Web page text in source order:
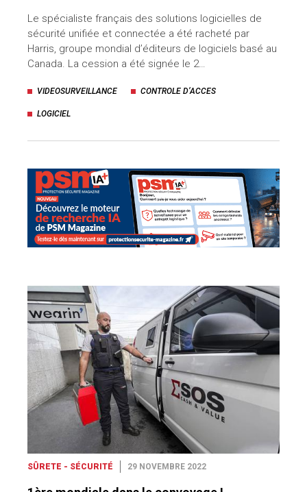
Le spécialiste français des solutions logicielles de
sécurité unifiée et connectée a été racheté par
Harris, groupe mondial d’éditeurs de logiciels basé au
Canada. La cession a été signée le 2…
VIDEOSURVEILLANCE CONTROLE D’ACCES
LOGICIEL
SÛRETE - SÉCURITÉ 29 NOVEMBRE 2022